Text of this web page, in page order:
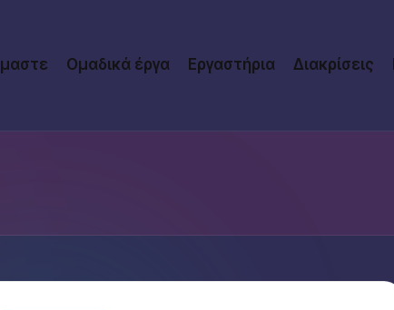
Ομαδικά έργα Εργαστήρια Διακρίσεις